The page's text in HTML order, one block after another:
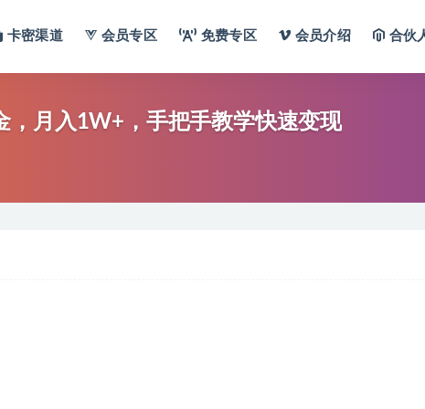
卡密渠道 会员专区 免费专区 会员介绍 合伙
，月入1W+，手把手教学快速变现